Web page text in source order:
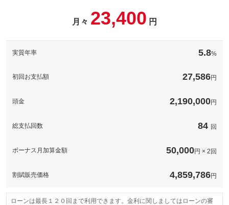
ーもオシャレにしてみてはいかがですか？※詳しくは当店スタッ
フにお問い合わせ下さい！
も黒錆への変換と防錆皮膜により赤錆の進行を抑制いたします！
備考
このパックの見積もり依頼（無料）
月々 23,400 円
実質年率 5.8%
初回お支払額 27,586円
頭金 2,190,000円
総支払回数 84 回
ボーナス月加算金額 50,000円 × 2回
割賦販売価格 4,859,786円
ローンは最長１２０回まで利用できます。金利に関しましてはローンの審